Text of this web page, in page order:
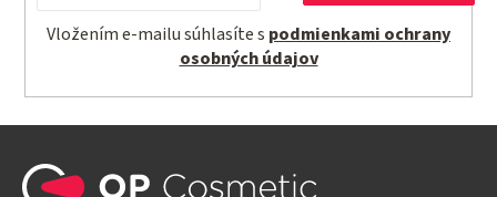
y
v
ý
p
i
u
Vložením e-mailu súhlasíte s podmienkami ochrany
osobných údajov